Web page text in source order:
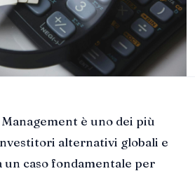
è uno dei più
alternativi globali e
un caso fondamentale per